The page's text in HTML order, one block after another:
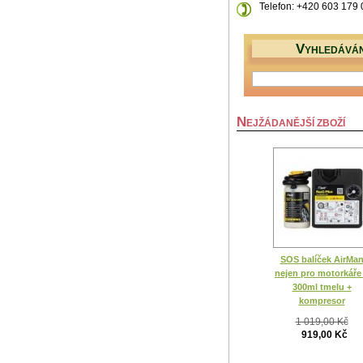
Telefon: +420 603 179
V
N EJŽÁDANĚJŠÍ ZBOŽÍ
SOS balíček AirMan
nejen pro motorkáře
300ml tmelu +
kompresor
1 019,00 Kč
919,00 Kč